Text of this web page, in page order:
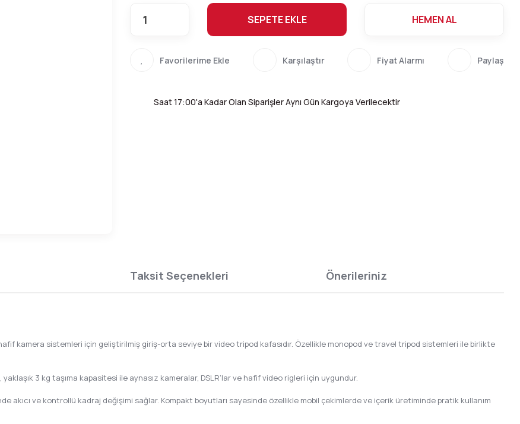
SEPETE EKLE HEMEN AL
Karşılaştır Fiyat Alarmı Paylaş
Saat 17:00'a Kadar Olan Siparişler Aynı Gün Kargoya Verilecektir
Taksit Seçenekleri Önerileriniz
hafif kamera sistemleri için geliştirilmiş giriş-orta seviye bir video tripod kafasıdır. Özellikle monopod ve travel tripod sistemleri ile birlikte
3 kg taşıma kapasitesi ile aynasız kameralar, DSLR’lar ve hafif video rigleri için uygundur.
akıcı ve kontrollü kadraj değişimi sağlar. Kompakt boyutları sayesinde özellikle mobil çekimlerde ve içerik üretiminde pratik kullanım